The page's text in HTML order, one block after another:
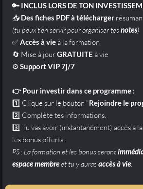
🔑 INCLUS LORS DE TON
📥 Des fiches PDF à télécharger
(tu peux t'en servir pour organiser tesnotes)
✅Accès à vieà la formation
🔄 Mise à jourGRATUITE à vie
⚙️ Support VIP 7j/7
👉 Pour investir dans ce programme :
1️⃣ Clique sur le bouton "Rejoindre le
2️⃣ Complète tes informations.
3️⃣ Tu vas avoir (instantanément) accès à
les bonus offerts.
PS : La formation et les bonus seront
espace membreet tu y aurasaccès à vie.